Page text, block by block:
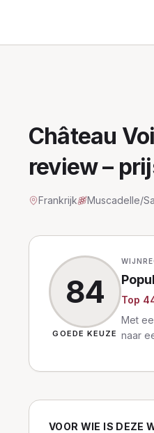
Château
review –
Frankrijk Muscadelle/
84
GOEDE KEUZE
Top
Met
naar
VOOR WIE IS DEZE